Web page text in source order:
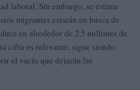
laboral. Sin embargo, se estima
migrantes estarán en busca de
en alrededor de 2,5 millones de
cifra es relevante, sigue siendo
el vacío que dejarán las